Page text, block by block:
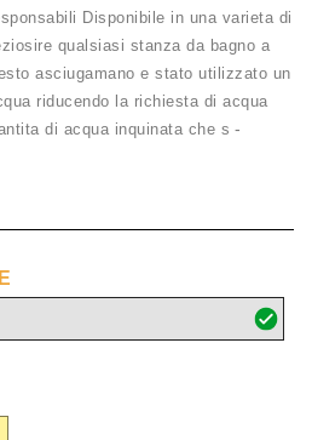
Disponibile in una varieta di
qualsiasi stanza da bagno a
asciugamano e stato utilizzato un
riducendo la richiesta di acqua
di acqua inquinata che s -